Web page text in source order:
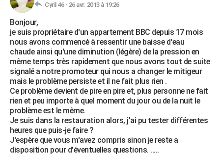
Retraite
Impôts
Epargne
Immobilier
Risques naturels par ville
Banque
Assurance
Crédit
AUTO
Essais
Réserver un essai
Citadines
Berlines
SUV
Forum auto
+HIGH-TECH
Mobiles
Meilleur smartphone
Internet
Ordinateurs
Jeux vidéo
Guide high-tech
+BRICOLAGE
Forum
Aménagement intérieur
Extérieur
Cuisine
Salle de bains
Jardinage
Rangement
WEEK-END
Guides de France
Escapades
Patrimoine
Expositions
Musées
Week-end nature
+LIFESTYLE
Art de vivre
Bien-être
Loisirs
Modes de vie
SANTE
Alimentation
Guide de la santé
Maladies
Médicaments
Sommeil
VOYAGE
Destinations
City break
Voyage nature
Voyage de noces
Forum
Climat
+PHOTO
Cyril 46 - 26 avr. 2013 à 19:26
Bonjour,
je suis propriétaire d'un appartement BBC depuis 17 mois
nous avons commencé à ressentir une baisse d'eau
chaude ainsi qu'une diminution (légère) de la pression en
même temps très rapidement que nous avons tout de suite
signalé a notre promoteur qui nous a changer le mitigeur
mais le problème persiste et il ne fait plus rien .
Ce problème devient de pire en pire et, plus personne ne fait
rien et peu importe à quel moment du jour ou de la nuit le
problème est le même.
Je suis dans la restauration alors, j'ai pu tester différentes
heures que puis-je faire ?
J'espère que vous m'avez compris sinon je reste a
disposition pour d'éventuelles questions. .....